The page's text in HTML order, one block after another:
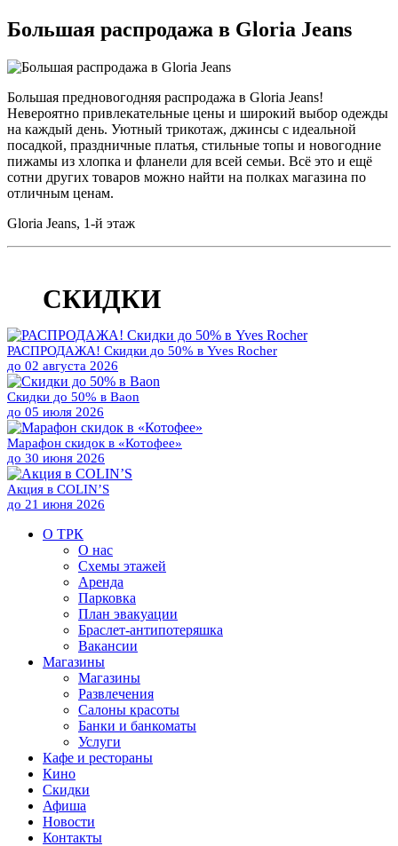
Большая распродажа в Gloria Jeans
Большая предновогодняя распродажа в Gloria Jeans!
Невероятно привлекательные цены и широкий выбор одежды
на каждый день. Уютный трикотаж, джинсы с идеальной
посадкой, праздничные платья, стильные топы и новогодние
пижамы из хлопка и фланели для всей семьи. Всё это и ещё
сотни других товаров можно найти на полках магазина по
отличным ценам.
Gloria Jeans, 1-й этаж
СКИДКИ
РАСПРОДАЖА! Скидки до 50% в Yves Rocher
до 02 августа 2026
Скидки до 50% в Baon
до 05 июля 2026
Марафон скидок в «Котофее»
до 30 июня 2026
Акция в COLIN’S
до 21 июня 2026
О ТРК
О нас
Схемы этажей
Аренда
Парковка
План эвакуации
Браслет-антипотеряшка
Вакансии
Магазины
Магазины
Развлечения
Салоны красоты
Банки и банкоматы
Услуги
Кафе и рестораны
Кино
Скидки
Афиша
Новости
Контакты